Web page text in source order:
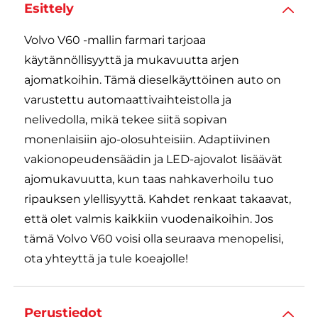
Esittely
Volvo V60 -mallin farmari tarjoaa
käytännöllisyyttä ja mukavuutta arjen
ajomatkoihin. Tämä dieselkäyttöinen auto on
varustettu automaattivaihteistolla ja
nelivedolla, mikä tekee siitä sopivan
monenlaisiin ajo-olosuhteisiin. Adaptiivinen
vakionopeudensäädin ja LED-ajovalot lisäävät
ajomukavuutta, kun taas nahkaverhoilu tuo
ripauksen ylellisyyttä. Kahdet renkaat takaavat,
että olet valmis kaikkiin vuodenaikoihin. Jos
tämä Volvo V60 voisi olla seuraava menopelisi,
ota yhteyttä ja tule koeajolle!
Perustiedot